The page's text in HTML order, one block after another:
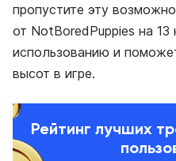
пропустите эту
от NotBoredPuppies на 13
использованию и
высот в игре.
Рейтинг лучших